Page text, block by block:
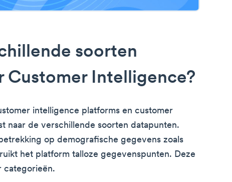
soorten
Customer Intelligence?
intelligence platforms en customer
naar de verschillende soorten datapunten.
op demografische gegevens zoals
het platform talloze gegevenspunten. Deze
categorieën.